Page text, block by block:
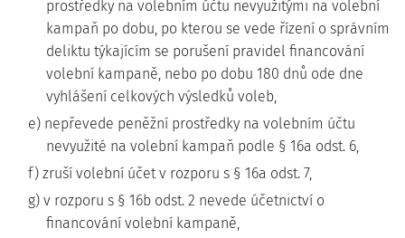
prostředky na volebním účtu nevyužitými na volební
kampaň po dobu, po kterou se vede řízení o správním
deliktu týkajícím se porušení pravidel financování
volební kampaně, nebo po dobu 180 dnů ode dne
vyhlášení celkových výsledků voleb,
e) nepřevede peněžní prostředky na volebním účtu
nevyužité na volební kampaň podle § 16a odst. 6,
f) zruší volební účet v rozporu s § 16a odst. 7,
g) v rozporu s § 16b odst. 2 nevede účetnictví o
financování volební kampaně,